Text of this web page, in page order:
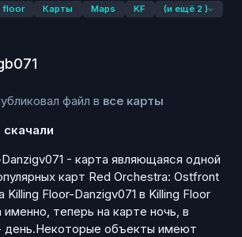
floor Карты Maps KF (и ещё 2 )
файл в все карты
скачали
- карта являющаяся одной
карт Red Orchestra: Ostfront
Killing Floor-Danzigv071 в Killing Floor
именно, теперь на карте ночь, в
день.Некоторые объекты имеют